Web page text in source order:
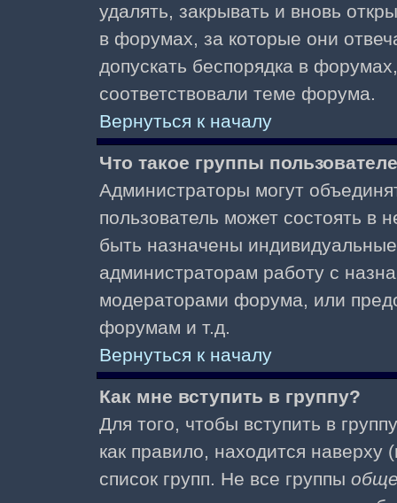
удалять, закрывать и вновь
в форумах, за которые они
допускать беспорядка в
соответствовали теме форума.
Вернуться к началу
Что такое группы
Администраторы могут
пользователь может состоять в
быть назначены
администраторам работу с
модераторами форума, или
форумам и т.д.
Вернуться к началу
Как мне вступить в группу?
Для того, чтобы вступить в
как правило, находится
список групп. Не все группы